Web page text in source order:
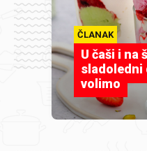
ČLANAK
U čaši i na
sladoledni
volimo